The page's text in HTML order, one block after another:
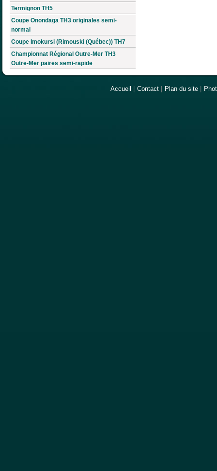
Termignon TH5
Coupe Onondaga TH3 originales semi-
normal
Coupe Imokursi (Rimouski (Québec)) TH7
Championnat Régional Outre-Mer TH3
Outre-Mer paires semi-rapide
Accueil Contact Plan du site